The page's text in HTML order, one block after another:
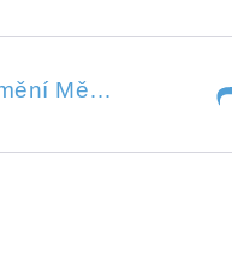
Petr Horálek, Petr Komárek - nejdelší zatmění Měsíce